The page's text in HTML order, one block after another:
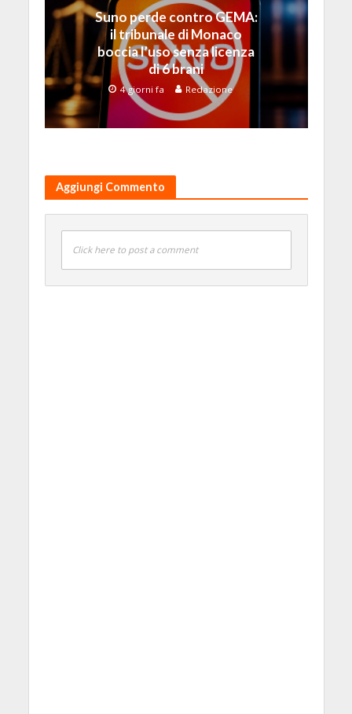
Suno perde contro GEMA:
il tribunale di Monaco
boccia l’uso senza licenza
di 6 brani
4 giorni fa Redazione
Aggiungi Commento
Click here to post a comment